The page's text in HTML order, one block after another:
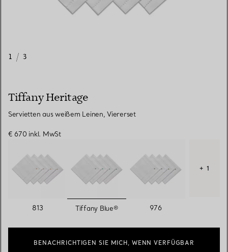
1 / 3
Tiffany Heritage
Servietten aus weißem Leinen, Viererset
€ 670 inkl. MwSt
813 ausgewählt
Tiffany Blue® 976
+ 1
BENACHRICHTIGEN SIE MICH, WENN VERFÜGBAR